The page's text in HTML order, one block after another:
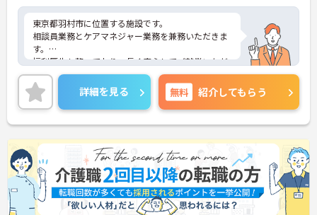
東京都羽村市に位置する施設です。
相談員業務とケアマネジャー業務を兼務いただきま
す。
福利厚生も整っており、長く安心してご就業いただ
ける環境です。
ご興味のある方は是非お気軽にお問い合わせくださ
い。
詳細を見る 無料 紹介してもらう